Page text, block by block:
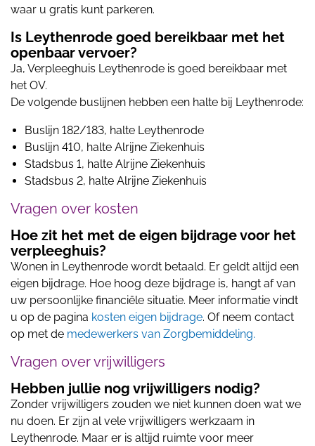
waar u gratis kunt parkeren.
Is Leythenrode goed bereikbaar met het
openbaar vervoer?
Ja, Verpleeghuis Leythenrode is goed bereikbaar met
het OV.
De volgende buslijnen hebben een halte bij Leythenrode:
Buslijn 182/183, halte Leythenrode
Buslijn 410, halte Alrijne Ziekenhuis
Stadsbus 1, halte Alrijne Ziekenhuis
Stadsbus 2, halte Alrijne Ziekenhuis
Vragen over kosten
Hoe zit het met de eigen bijdrage voor het
verpleeghuis?
Wonen in Leythenrode wordt betaald. Er geldt altijd een
eigen bijdrage. Hoe hoog deze bijdrage is, hangt af van
uw persoonlijke financiële situatie. Meer informatie vindt
u op de pagina kosten eigen bijdrage. Of neem contact
op met de medewerkers van Zorgbemiddeling.
Vragen over vrijwilligers
Hebben jullie nog vrijwilligers nodig?
Zonder vrijwilligers zouden we niet kunnen doen wat we
nu doen. Er zijn al vele vrijwilligers werkzaam in
Leythenrode. Maar er is altijd ruimte voor meer